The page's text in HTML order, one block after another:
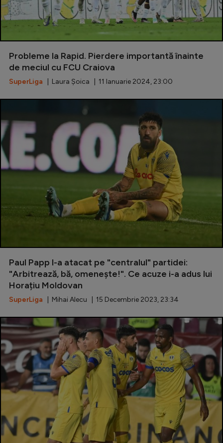
Probleme la Rapid. Pierdere importantă înainte
de meciul cu FCU Craiova
SuperLiga | Laura Șoica | 11 Ianuarie 2024, 23:00
Paul Papp l-a atacat pe "centralul" partidei:
"Arbitrează, bă, omenește!". Ce acuze i-a adus lui
Horațiu Moldovan
SuperLiga | Mihai Alecu | 15 Decembrie 2023, 23:34